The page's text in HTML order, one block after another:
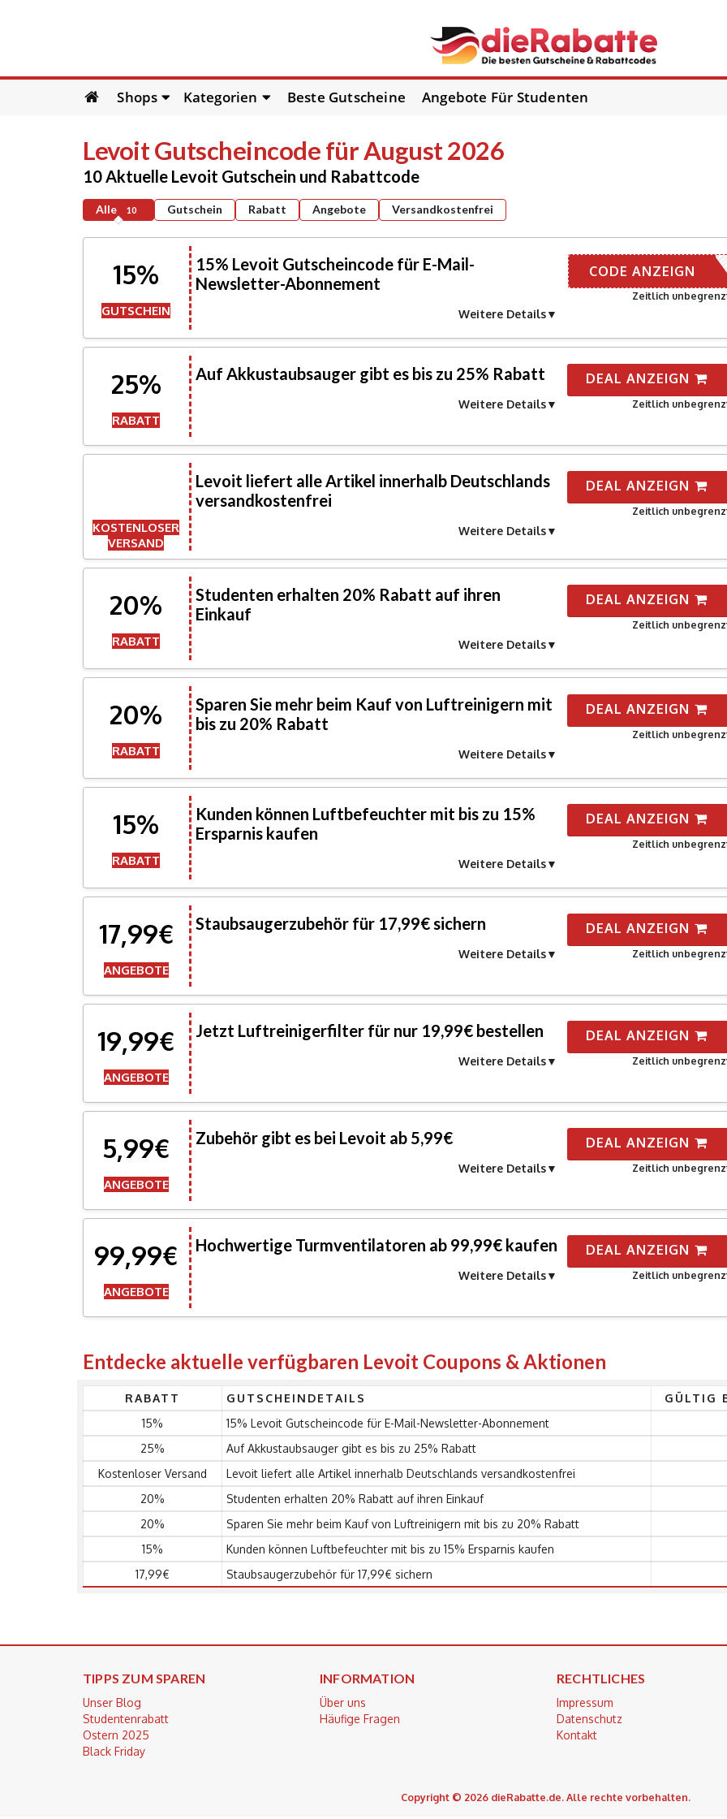
Skip
to
Shops Kategorien Beste Gutscheine Angebote Für Studenten
LevoitGutscheincode für August 2026
10 Aktuelle Levoit Gutschein und Rabattcode
Alle 10 Gutschein Rabatt Angebote Versandkostenfrei
15%
GUTSCHEIN
15% Levoit Gutscheincode für E-Mail-
Newsletter-Abonnement
Weitere Details
NMELDUNG
CODE ANZEIGN
Zeitlich
25%
RABATT
Auf Akkustaubsauger gibt es bis zu 25% Rabatt
Weitere Details
DEAL ANZEIGN
Zeitlich
KOSTENLOSER
VERSAND
Levoit liefert alle Artikel innerhalb Deutschlands
versandkostenfrei
Weitere Details
DEAL ANZEIGN
Zeitlich
20%
RABATT
Studenten erhalten 20% Rabatt auf ihren
Einkauf
Weitere Details
DEAL ANZEIGN
Zeitlich
20%
RABATT
Sparen Sie mehr beim Kauf von Luftreinigern mit
bis zu 20% Rabatt
Weitere Details
DEAL ANZEIGN
Zeitlich
15%
RABATT
Kunden können Luftbefeuchter mit bis zu 15%
Ersparnis kaufen
Weitere Details
DEAL ANZEIGN
Zeitlich
17,99€
ANGEBOTE
Staubsaugerzubehör für 17,99€ sichern
Weitere Details
DEAL ANZEIGN
Zeitlich
19,99€
ANGEBOTE
Jetzt Luftreinigerfilter für nur 19,99€ bestellen
Weitere Details
DEAL ANZEIGN
Zeitlich
5,99€
ANGEBOTE
Zubehör gibt es bei Levoit ab 5,99€
Weitere Details
DEAL ANZEIGN
Zeitlich
99,99€
ANGEBOTE
Hochwertige Turmventilatoren ab 99,99€ kaufen
Weitere Details
DEAL ANZEIGN
Zeitlich
Entdecke aktuelle verfügbaren Levoit Coupons & Aktionen
RABATT GUTSCHEINDETAILS
GÜLTIG
15%
15% Levoit Gutscheincode für E-Mail-Newsletter-Abonnement
25%
Auf Akkustaubsauger gibt es bis zu 25% Rabatt
Kostenloser Versand
Levoit liefert alle Artikel innerhalb Deutschlands versandkostenfrei
20%
Studenten erhalten 20% Rabatt auf ihren Einkauf
20%
Sparen Sie mehr beim Kauf von Luftreinigern mit bis zu 20% Rabatt
15%
Kunden können Luftbefeuchter mit bis zu 15% Ersparnis kaufen
17,99€
Staubsaugerzubehör für 17,99€ sichern
TIPPS ZUM SPAREN
Unser Blog
Studentenrabatt
Ostern 2025
Black Friday
INFORMATION
Über uns
Häufige Fragen
RECHTLICHES
Impressum
Datenschutz
Kontakt
Copyright © 2026 dieRabatte.de. Alle rechte vorbehalten.